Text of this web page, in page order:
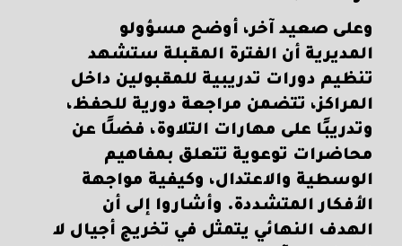
وعلى صعيد آخر، أوضح مسؤولو
المديرية أن الفترة المقبلة ستشهد
تنظيم دورات تدريبية للمقبولين داخل
المراكز، تتضمن مراجعة دورية للحفظ،
وتدريبًا على مهارات التلاوة، فضلًا عن
محاضرات توعوية تتعلق بمفاهيم
الوسطية والاعتدال، وكيفية مواجهة
الأفكار المتشددة. وأشاروا إلى أن
الهدف النهائي يتمثل في تخريج أجيال لا